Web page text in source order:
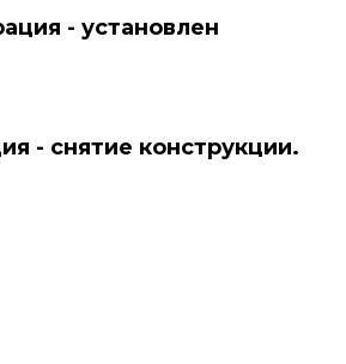
- установлен
- снятие конструкции.